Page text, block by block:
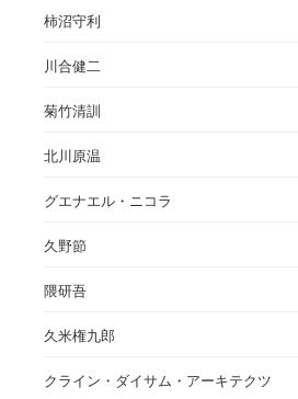
柿沼守利
川合健二
菊竹清訓
北川原温
グエナエル・ニコラ
久野節
隈研吾
久米権九郎
クライン・ダイサム・アーキテクツ